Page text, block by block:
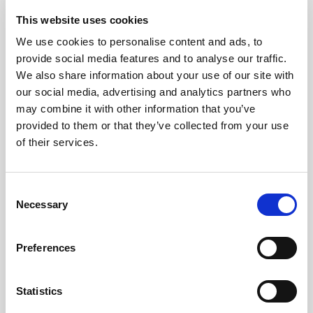
This website uses cookies
We use cookies to personalise content and ads, to
provide social media features and to analyse our traffic.
We also share information about your use of our site with
our social media, advertising and analytics partners who
may combine it with other information that you’ve
provided to them or that they’ve collected from your use
of their services.
Selection
Necessary
Preferences
Statistics
plateformes d’événements, SOAP et API Rest.
Intégration sans couture de l’ERP
Automatisez les processus métiers et bénéficiez d’une
vue complète des activités de vos clients en connectant
Salesforce à votre ERP et aux autres applications.
Témoignage d’un client